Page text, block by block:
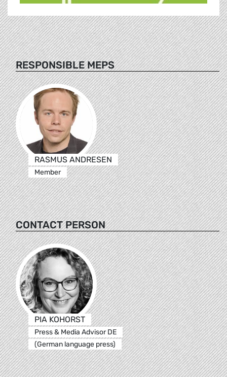
RESPONSIBLE MEPS
RASMUS ANDRESEN
Member
CONTACT PERSON
PIA KOHORST
Press & Media Advisor DE
(German language press)